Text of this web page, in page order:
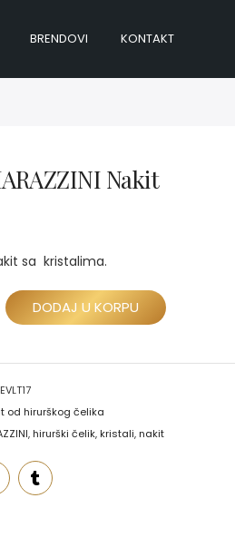
BRENDOVI KONTAKT
Nakit
sa kristalima.
DODAJ U KORPU
od hirurškog čelika
, hirurški čelik, kristali, nakit